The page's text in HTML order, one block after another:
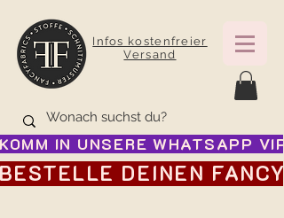
Infos kostenfreier
Versand
KOMM IN UNSERE WHATSAPP
BESTELLE DEINEN